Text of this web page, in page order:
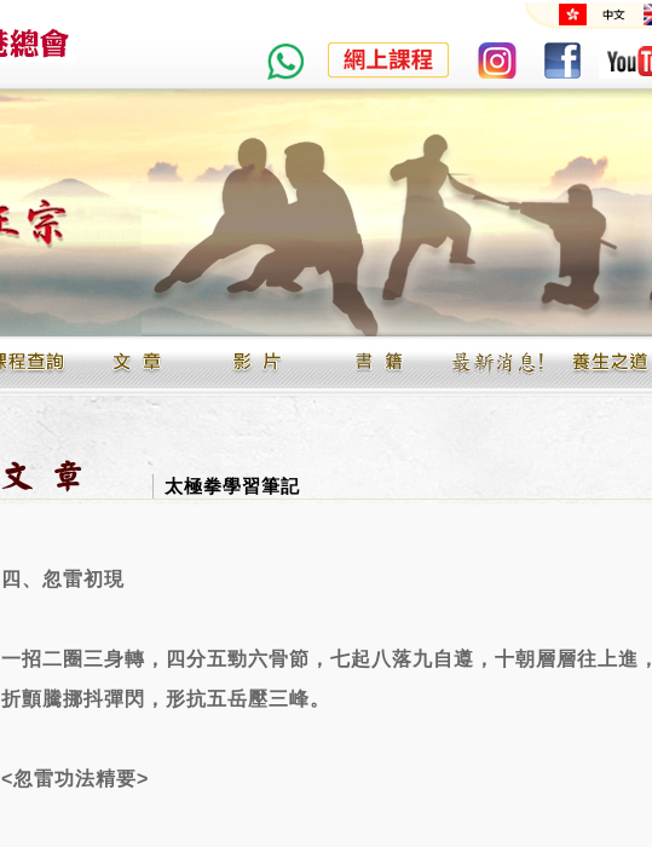
太極拳學習筆記
四、忽雷初現
一招二圈三身轉，四分五勁六骨節，七起八落九自遵，十朝層層往上進，
折顫騰挪抖彈閃，形抗五岳壓三峰。
<忽雷功法精要>